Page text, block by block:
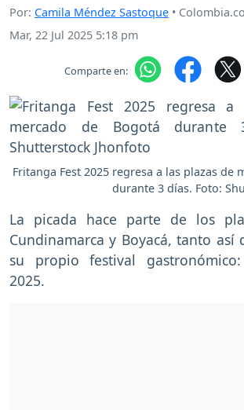
Por: Camila Méndez Sastoque •
Mar, 22 Jul 2025 5:18 pm
Comparte en:
Fritanga Fest 2025 regresa a las plazas de
durante 3 días. Foto:
La picada hace parte de los
Cundinamarca y Boyacá, tanto así
su propio festival
2025.